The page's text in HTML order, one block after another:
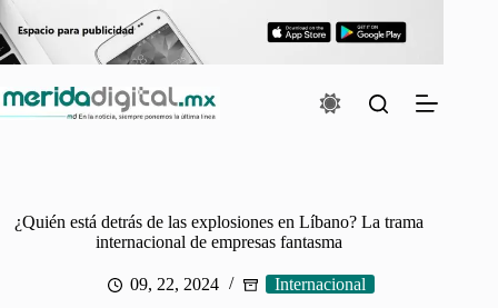
al
contenido
¿Quién está detrás de las explosiones en Líbano? La trama
internacional de empresas fantasma
09, 22, 2024 Internacional